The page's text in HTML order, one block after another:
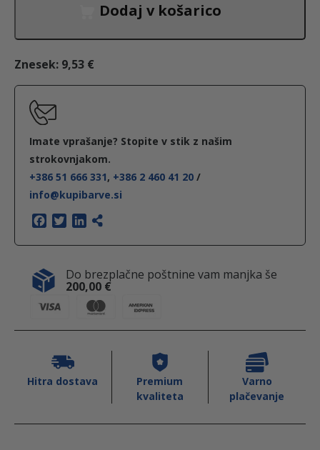
n
i
m
Dodaj v košarico
Znesek: 9,53 €
Imate vprašanje? Stopite v stik z našim
strokovnjakom.
+386 51 666 331, +386 2 460 41 20 /
info@kupibarve.si
c
b
o
o
i
t
e
L
n
e
d
I
Do brezplačne poštnine vam manjka še
200,00 €
Hitra dostava
Premium
kvaliteta
Varno
plačevanje